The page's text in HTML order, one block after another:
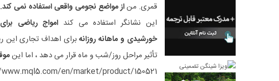
قمری. مناز مواضع نجومی واقعی استفاده نمی کند.
این نشانگر استفاده می کند امواج ریاضی
خورشیدی و ماهانه روزانهبرای اهداف تجاری این
تأثیر مراحل روز/شب و ماه قرار می دهد ، اما این
en/market/product/150521